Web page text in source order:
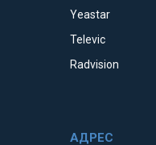
Yeastar
Televic
Radvision